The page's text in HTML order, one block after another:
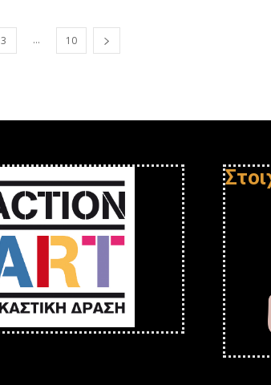
3 ... 10